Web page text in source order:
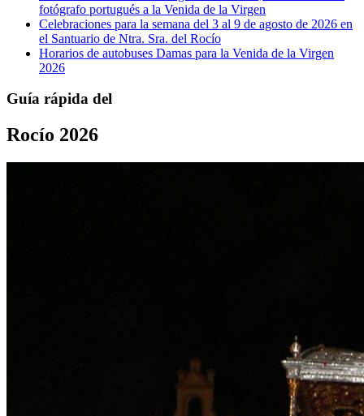
fotógrafo portugués a la Venida de la Virgen
Celebraciones para la semana del 3 al 9 de agosto de 2026 en
el Santuario de Ntra. Sra. del Rocío
Horarios de autobuses Damas para la Venida de la Virgen
2026
Guía rápida del
Rocío 2026